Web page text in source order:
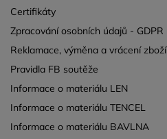
Certifikáty
Zpracování osobních údajů - GDPR
Reklamace, výměna a vrácení zboží
Pravidla FB soutěže
Informace o materiálu LEN
Informace o materiálu TENCEL
Informace o materiálu BAVLNA